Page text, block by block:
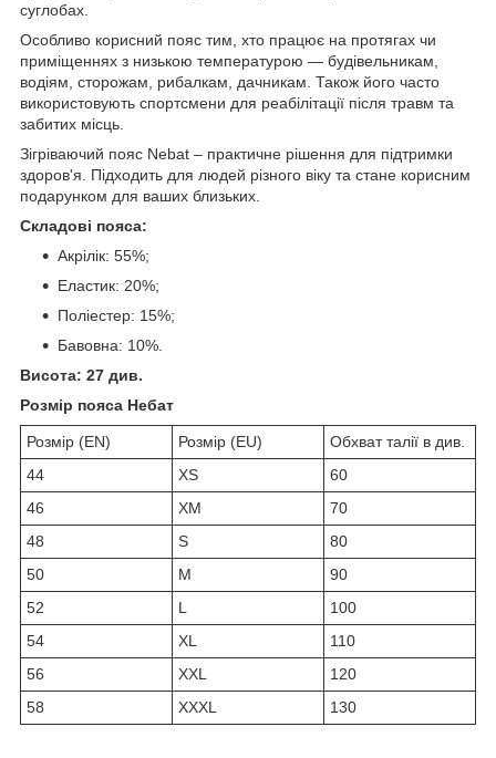
суглобах.
Особливо корисний пояс тим, хто працює на протягах чи
приміщеннях з низькою температурою — будівельникам,
водіям, сторожам, рибалкам, дачникам. Також його часто
використовують спортсмени для реабілітації після травм та
забитих місць.
Зігріваючий пояс Nebat – практичне рішення для підтримки
здоров'я. Підходить для людей різного віку та стане корисним
подарунком для ваших близьких.
Складові пояса:
Акрілік: 55%;
Еластик: 20%;
Поліестер: 15%;
Бавовна: 10%.
Висота: 27 див.
Розмір пояса Небат
Розмір (EN) Розмір (EU)
Обхват талії в див.
44
XS
60
46
XM
70
48
S
80
50
M
90
52
L
100
54
XL
110
56
XXL
120
58
XXXL 130